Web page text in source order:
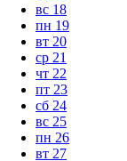
вс 18
пн 19
вт 20
ср 21
чт 22
пт 23
сб 24
вс 25
пн 26
вт 27